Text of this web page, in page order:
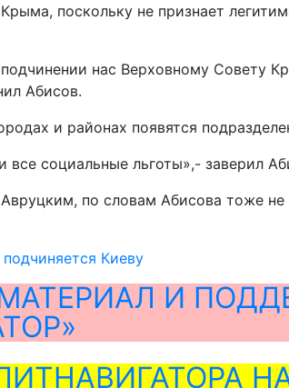
поскольку не признает
нас Верховному Совету
Абисов.
и районах появятся
социальные льготы»,- заверил
по словам Абисова тоже
Киеву
И